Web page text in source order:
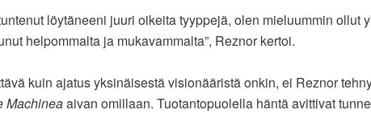
löytäneeni juuri oikeita tyyppejä, olen mieluummin ollut
helpommalta ja mukavammalta”, Reznor kertoi.
kuin ajatus yksinäisestä visionääristä onkin, ei Reznor
Machineaaivan omillaan. Tuotantopuolella häntä avittivat